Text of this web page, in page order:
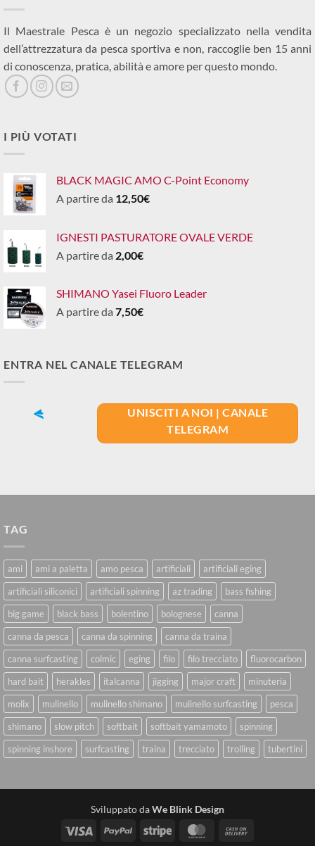
Il Maestrale Pesca è un negozio specializzato nella vendita
dell’attrezzatura da pesca sportiva e non, raccoglie ben 15 anni
di conoscenza, pratica, abilità e amore per questo mondo.
I PIÙ VOTATI
BLACK MAGIC AMO C-Point Economy
A partire da 12,50€
IGNESTI PASTURATORE OVALE VERDE
A partire da 2,00€
SHIMANO Yasei Fluoro Leader
A partire da 7,50€
ENTRA NEL CANALE TELEGRAM
UNISCITI A NOI | CANALE
TELEGRAM
TAG
ami ami a paletta amo pesca artificiali
artificiali eging
artificiali siliconici
artificiali spinning az trading
bass fishing
big game
black bass bolentino bolognese
canna
canna da pesca
canna da spinning
canna da traina
canna surfcasting
colmic eging filo filo trecciato
fluorocarbon
hard bait
herakles italcanna jigging major craft
minuteria
molix
mulinello mulinello shimano mulinello surfcasting
pesca
shimano
slow pitch softbait softbait yamamoto
spinning
spinning inshore
surfcasting traina trecciato trolling tubertini
Sviluppato daWe Blink Design
Visa
PayPal Stripe MasterCard